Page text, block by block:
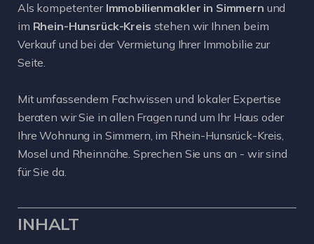
Als kompetenter Immobilienmakler in Simmern und
im Rhein-Hunsrück-Kreis stehen wir Ihnen beim
Verkauf und bei der Vermietung Ihrer Immobilie zur
Seite.
Mit umfassendem Fachwissen und lokaler Expertise
beraten wir Sie in allen Fragen rund um Ihr Haus oder
Ihre Wohnung in Simmern, im Rhein-Hunsrück-Kreis,
Mosel und Rheinnähe. Sprechen Sie uns an - wir sind
für Sie da.
INHALT